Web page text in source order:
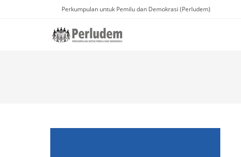
Perkumpulan untuk Pemilu dan Demokrasi (Perludem)